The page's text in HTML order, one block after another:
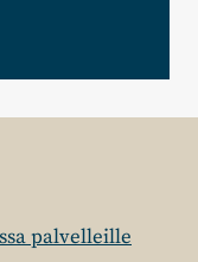
palvelleille